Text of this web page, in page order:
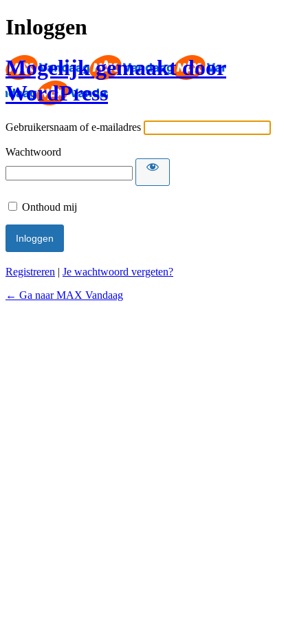
Inloggen
Mogelijk gemaakt door
WordPress
Gebruikersnaam of e-mailadres
Wachtwoord
Onthoud mij
Registreren | Je wachtwoord vergeten?
← Ga naar MAX Vandaag